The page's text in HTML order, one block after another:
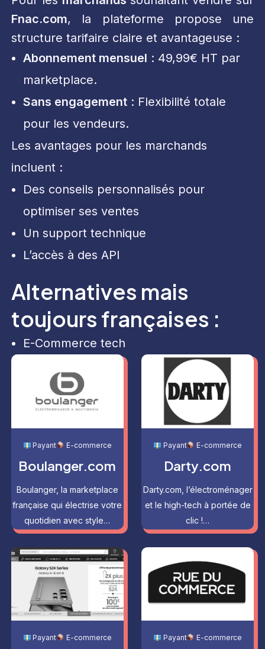
Fnac.com, la plateforme propose une
structure tarifaire claire et avantageuse :
Abonnement mensuel : 49,99€ HT par
marketplace.
Sans engagement: Flexibilité totale
pour les vendeurs.
Les avantages pour les marchands
incluent :
Des conseils personnalisés pour
optimiser ses ventes
Un support technique
L’accès à des API
Alternatives mais
toujours françaises :
E-Commerce tech
Payant E-commerce
Boulanger.com
Boulanger, la marketplace
française qui électrise votre
quotidien avec style…
Payant E-commerce
Darty.com
Darty.com, l’électroménager
et le high-tech à portée de
clic !…
Payant E-commerce Payant E-commerce